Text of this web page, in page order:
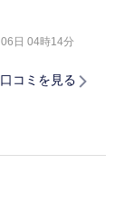
日 04時14分
コミを見る